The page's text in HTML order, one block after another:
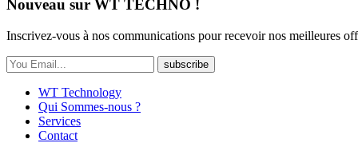
Nouveau sur WT TECHNO !
Inscrivez-vous à nos communications pour recevoir nos meilleures
subscribe
WT Technology
Qui Sommes-nous ?
Services
Contact